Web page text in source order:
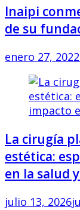
Inaipi
de su
enero 27, 2022
La cirugía
estética:
en la salud
julio 13, 2026